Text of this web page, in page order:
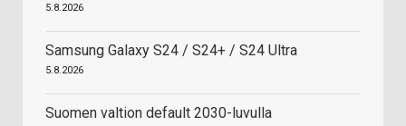
5.8.2026
Samsung Galaxy S24 / S24+ / S24 Ultra
5.8.2026
Suomen valtion default 2030-luvulla